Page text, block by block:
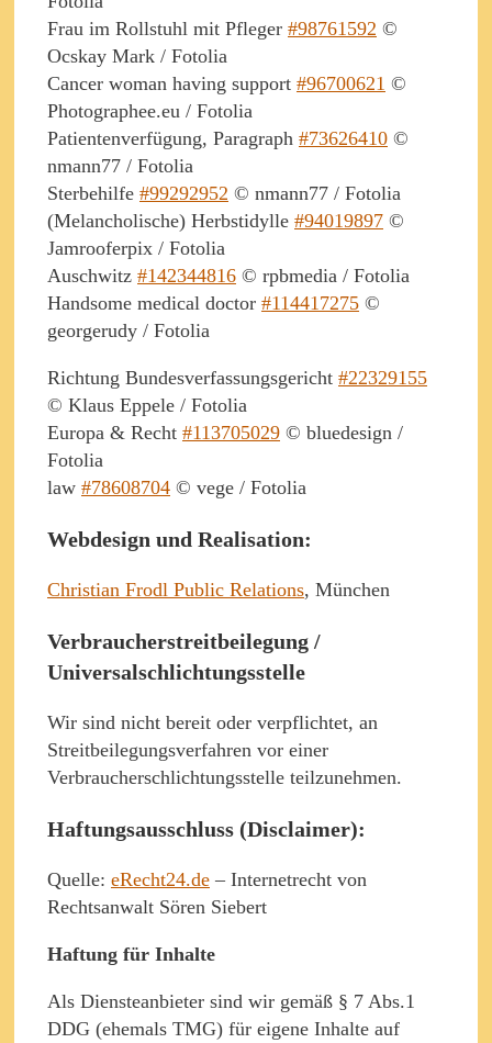
Frau im Rollstuhl mit Pfleger #98761592 ©
Ocskay Mark / Fotolia
Cancer woman having support #96700621 ©
Photographee.eu / Fotolia
Patientenverfügung, Paragraph #73626410 ©
nmann77 / Fotolia
Sterbehilfe #99292952 © nmann77 / Fotolia
(Melancholische) Herbstidylle #94019897 ©
Jamrooferpix / Fotolia
Auschwitz #142344816 © rpbmedia / Fotolia
Handsome medical doctor #114417275 ©
georgerudy / Fotolia
Richtung Bundesverfassungsgericht #22329155
© Klaus Eppele / Fotolia
Europa & Recht #113705029 © bluedesign /
Fotolia
law #78608704 © vege / Fotolia
Webdesign und Realisation:
Christian Frodl Public Relations, München
Verbraucherstreitbeilegung /
Universalschlichtungsstelle
Wir sind nicht bereit oder verpflichtet, an
Streitbeilegungsverfahren vor einer
Verbraucherschlichtungsstelle teilzunehmen.
Haftungsausschluss (Disclaimer):
Quelle: eRecht24.de – Internetrecht von
Rechtsanwalt Sören Siebert
Haftung für Inhalte
Als Diensteanbieter sind wir gemäß § 7 Abs.1
DDG (ehemals TMG) für eigene Inhalte auf